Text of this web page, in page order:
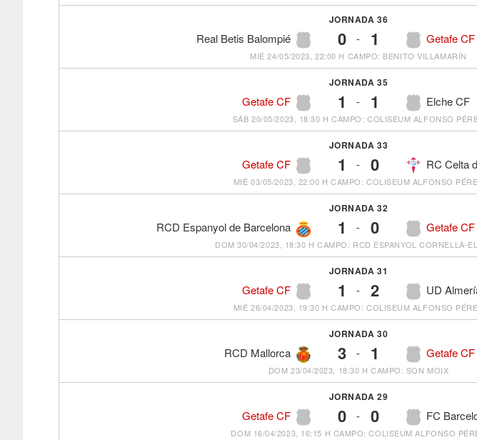
JORNADA 36
Real Betis Balompié 0 - Getafe CF
1
MIÉ 24/05/2023, 22:00 H CAMPO: BENITO VILLAMARÍN
JORNADA 35
Getafe CF 1 - Elche CF
1
SÁB 20/05/2023, 18:30 H CAMPO: COLISEUM ALFONSO
JORNADA 33
Getafe CF 1 - RC Celta
0
MIÉ 03/05/2023, 22:00 H CAMPO: COLISEUM ALFONSO
JORNADA 32
RCD Espanyol de Barcelona 1 - Getafe CF
0
DOM 30/04/2023, 18:30 H CAMPO: RCD ESPANYOL CORNELLÀ-
JORNADA 31
Getafe CF 1 - UD
2
MIÉ 26/04/2023, 19:30 H CAMPO: COLISEUM ALFONSO
JORNADA 30
RCD Mallorca 3 - Getafe CF
1
DOM 23/04/2023, 18:30 H CAMPO: SON MOIX
JORNADA 29
Getafe CF 0 - FC
0
DOM 16/04/2023, 16:15 H CAMPO: COLISEUM ALFONSO